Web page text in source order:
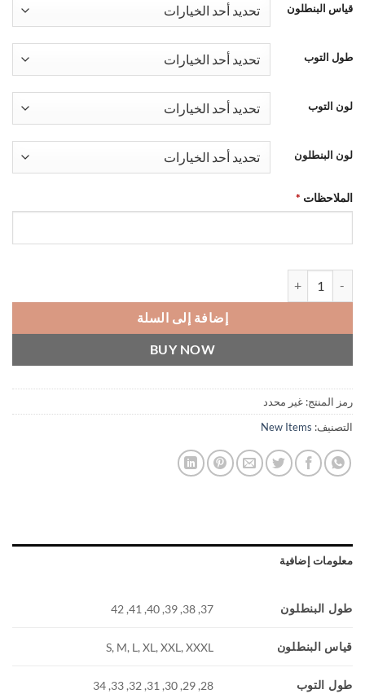
قياس البنطلون
طول التوب
لون التوب
لون البنطلون
الملاحظات *
إضافة إلى السلة
BUY NOW
رمز المنتج: غير محدد
التصنيف: New Items
معلومات إضافية
طول البنطلون 37, 38, 39, 40, 41, 42
قياس البنطلون S, M, L, XL, XXL, XXXL
طول التوب 28, 29, 30, 31, 32, 33, 34